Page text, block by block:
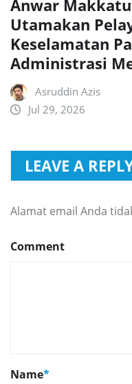
Anwar
Utamakan
Keselamatan
Administrasi
Asruddin Azis
Jul 29, 2026
LEAVE A
Alamat email Anda
Comment
Name*